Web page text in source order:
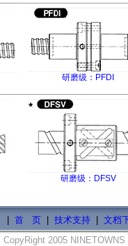
研磨级：PFDI
研磨级：DFSV
首 页| 技术支持| 文档
CopyRight 2005 NINETOWNS